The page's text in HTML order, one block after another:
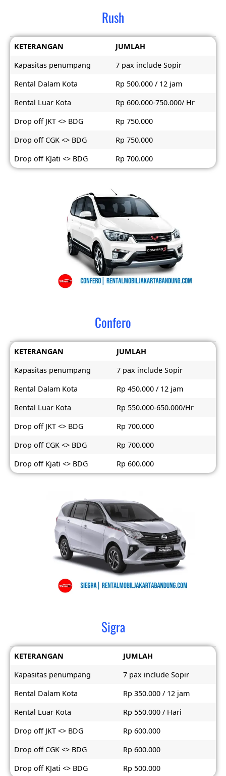
Rush
KETERANGAN
JUMLAH
Kapasitas penumpang
7 pax include Sopir
Rental Dalam Kota
Rp 500.000 / 12 jam
Rental Luar Kota
Rp 600.000-750.000/ Hr
Drop off JKT <> BDG
Rp 750.000
Drop off CGK <> BDG
Rp 750.000
Drop off KJati <> BDG
Rp 700.000
Confero
KETERANGAN
JUMLAH
Kapasitas penumpang
7 pax include Sopir
Rental Dalam Kota
Rp 450.000 / 12 jam
Rental Luar Kota
Rp 550.000-650.000/Hr
Drop off JKT <> BDG
Rp 700.000
Drop off CGK <> BDG
Rp 700.000
Drop off Kjati <> BDG
Rp 600.000
Sigra
KETERANGAN
JUMLAH
Kapasitas penumpang
7 pax include Sopir
Rental Dalam Kota
Rp 350.000 / 12 jam
Rental Luar Kota
Rp 550.000 / Hari
Drop off JKT <> BDG
Rp 600.000
Drop off CGK <> BDG
Rp 600.000
Drop off KJati <> BDG
Rp 500.000